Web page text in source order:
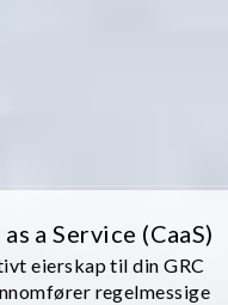
a Service (CaaS)
eierskap til din GRC
regelmessige